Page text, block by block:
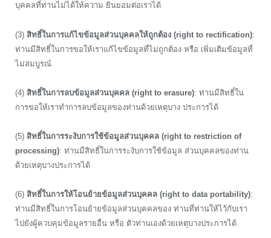
บุคคลที่ท่านไม่ได้ให้ความ ยินยอมต่อเราได้
(3) สิทธิ์ในการแก้ไขข้อมูลส่วนบุคคลให้ถูกต้อง (right to rectification):
ท่านมีสิทธิ์ในการขอให้เราแก้ไขข้อมูลที่ไม่ถูกต้อง หรือ เพิ่มเติมข้อมูลที่
ไม่สมบูรณ์
(4) สิทธิ์ในการลบข้อมูลส่วนบุคคล (right to erasure): ท่านมีสิทธิ์ใน
การขอให้เราทำการลบข้อมูลของท่านด้วยเหตุบาง ประการได้
(5) สิทธิ์ในการระงับการใช้ข้อมูลส่วนบุคคล (right to restriction of
processing): ท่านมีสิทธิ์ในการระงับการใช้ข้อมูล ส่วนบุคคลของท่าน
ด้วยเหตุบางประการได้
(6) สิทธิ์ในการให้โอนย้ายข้อมูลส่วนบุคคล (right to data portability):
ท่านมีสิทธิ์ในการโอนย้ายข้อมูลส่วนบุคคลของ ท่านที่ท่านให้ไว้กับเรา
ไปยังผู้ควบคุมข้อมูลรายอื่น หรือ ตัวท่านเองด้วยเหตุบางประการได้